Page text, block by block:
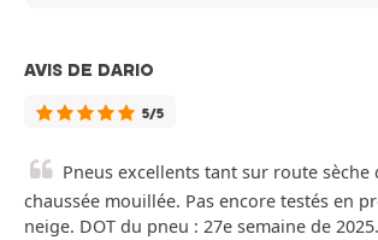
AVIS DE DARIO
5/5
Pneus excellents tant sur route sèche
chaussée mouillée. Pas encore testés en
neige. DOT du pneu : 27e semaine de